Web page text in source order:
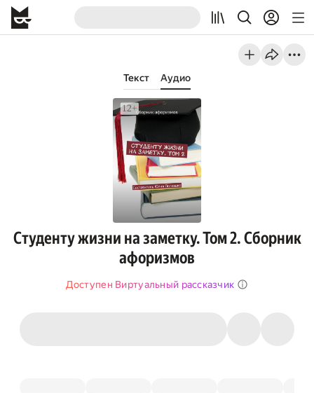
Текст Аудио
Студенту жизни на заметку. Том 2. Сборник
афоризмов
Доступен Виртуальный рассказчик